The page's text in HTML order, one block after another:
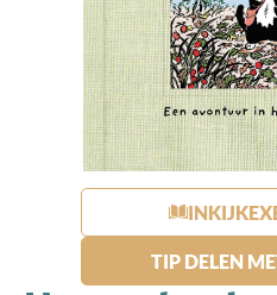
TIP DELEN